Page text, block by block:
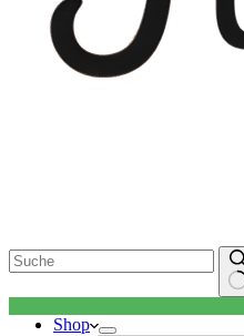
Ergebnisse
Shop